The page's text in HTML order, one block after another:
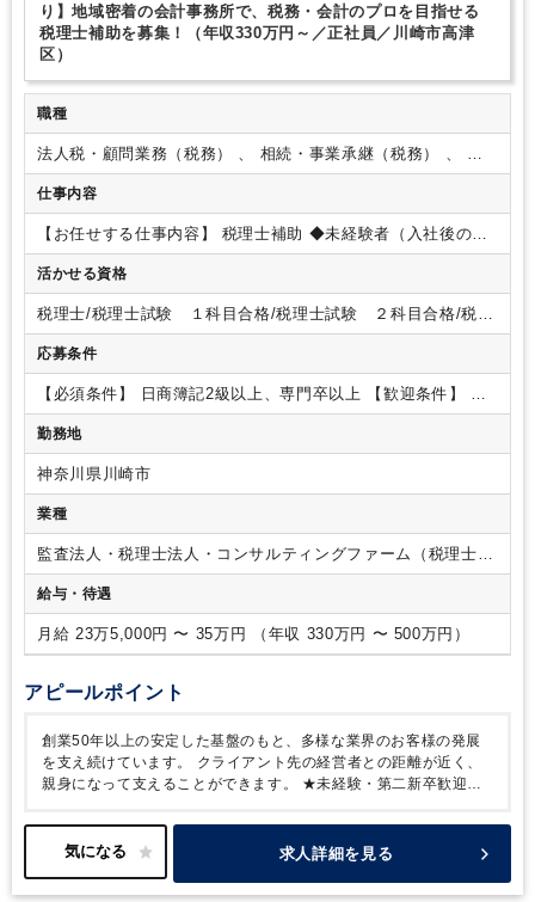
り】地域密着の会計事務所で、税務・会計のプロを目指せる
税理士補助を募集！（年収330万円～／正社員／川崎市高津
区）
職種
法人税・顧問業務（税務） 、 相続・事業承継（税務） 、 そ
の他（コンサルティング）
仕事内容
【お任せする仕事内容】 税理士補助 ◆未経験者（入社後の流
れ）１．会計ソフトの使い方などを習得していただき、デー
タ入力などの基本的な事務を行います（1~2か月）
月）３．先輩が並走しながら、徐々に会計担当者として業務
を任せていきます（4か月~1年）
て、徐々に担当を任せていきます。 ※チーム制 3～ 4名 程
度 【使用ソフト】TKC・JDL・マネーフォワード・弥生会計
など ⭐ 税理士法人創新會計について私たちは川崎を中心に、
横浜・東京エリアのお客様の経営サポートを行う会計事務所で
の発展を支え続けています。
とどまらず、そこから見える「未来」の数字を予測してお客様
し、経営者に徹底伴走するスタイルを確立しています。 ⭐ 働
く環境仕事はしっかり行いながら、土日祝休みでプライベー
トも充実できるライフ＆ワークバランスが魅力です。
大幅に削減されており、通常期は18時頃には退社可能。税理
士試験の勉強時間とも無理なく両立ができます。 ⭐ 仕事内容
んどです。様々な業界のトップの考え方に触れることで、ビ
「ありがとう」と言いただけるやりがいは格別です。 ⭐ 先輩
社員の声入社して最初の半年間は、先輩に同行するOJT期間
をしっかりと設けています。社内は気軽に相談ができて笑顔
ンジできます。 ✨ 応募歓迎メッセージ ✨税理士を目指しなが
ら実務経験を積みたい方はもちろん、「いずれは経営に踏み込
たちは大歓迎いたします！あなたの挑戦をお待ちしていま
活かせる資格
税理士/税理士試験 １科目合格/税理士試験 ２科目合格/税理
士試験 ３科目合格/税理士試験 ４科目合格/日商簿記 １級/
日商簿記 ２級
応募条件
【必須条件】 日商簿記2級以上、専門卒以上 【歓迎条件】
計事務所経験者の方税理士試験科目合格者の方税理士試験受
験生の方
勤務地
神奈川県川崎市
業種
監査法人・税理士法人・コンサルティングファーム（税理士法
人）
給与・待遇
月給 23万5,000円 〜 35万円 （年収 330万円 〜 500万円）
アピールポイント
創業50年以上の安定した基盤のもと、多様な業界のお客様の発展
を支え続けています。
クライアント先の経営者との距離が近く、
親身になって支えることができます。
★未経験・第二新卒歓迎！
境★チーム制（3～4名）を採用しており、相談しやすく質問もし
やすいフォロー体制
★TKC・マネーフォワードなど複数の会計ソ
取得支援制度を整備。働きながら資格取得を目指せる★年間休日
求人詳細を見る